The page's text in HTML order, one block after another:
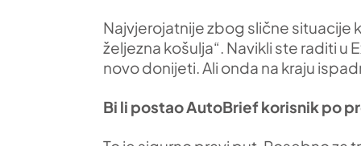
Najvjerojatnije zbog slične situacije
željezna košulja“. Navikli ste raditi
novo donijeti. Ali onda na kraju
Bi li postao AutoBrief korisnik po